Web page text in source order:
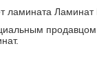
ламината